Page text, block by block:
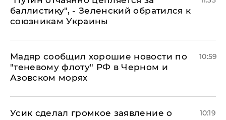
баллистику", - Зеленский обратился к
союзникам Украины
Мадяр сообщил хорошие новости по
"теневому флоту" РФ в Черном и
Азовском морях
10:59
Усик сделал громкое заявление о
10:19